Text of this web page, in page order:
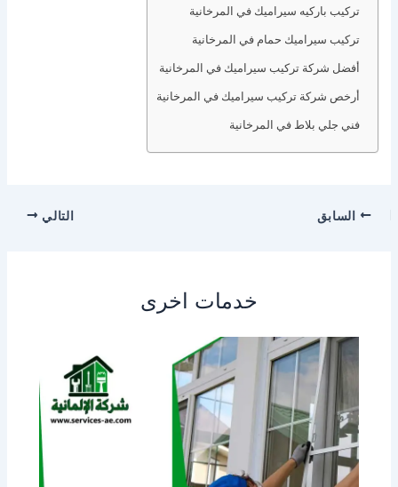
تركيب باركيه سيراميك في المرخانية
تركيب سيراميك حمام في المرخانية
أفضل شركة تركيب سيراميك في المرخانية
أرخص شركة تركيب سيراميك في المرخانية
فني جلي بلاط في المرخانية
السابق التالي
خدمات اخرى